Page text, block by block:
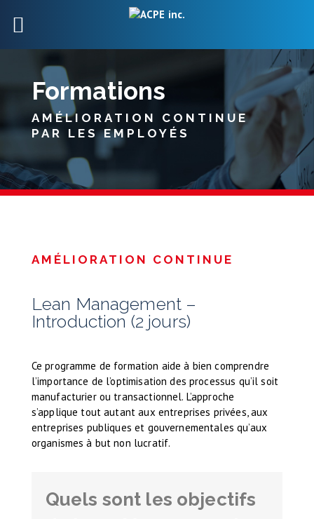
Formations
AMÉLIORATION CONTINUE
PAR LES EMPLOYÉS
AMÉLIORATION CONTINUE
Lean Management –
Introduction (2 jours)
Ce programme de formation aide à bien comprendre
l’importance de l’optimisation des processus qu’il soit
manufacturier ou transactionnel. L’approche
s’applique tout autant aux entreprises privées, aux
entreprises publiques et gouvernementales qu’aux
organismes à but non lucratif.
Quels sont les objectifs